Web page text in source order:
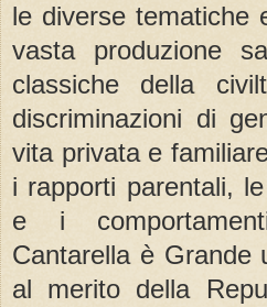
le diverse tematiche
vasta produzione
classiche della
discriminazioni di
vita privata e
i rapporti parentali,
e i
Cantarella è Grande
al merito della